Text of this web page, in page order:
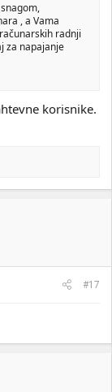
, a Vama
radnji
za napajanje
korisnike.
#17